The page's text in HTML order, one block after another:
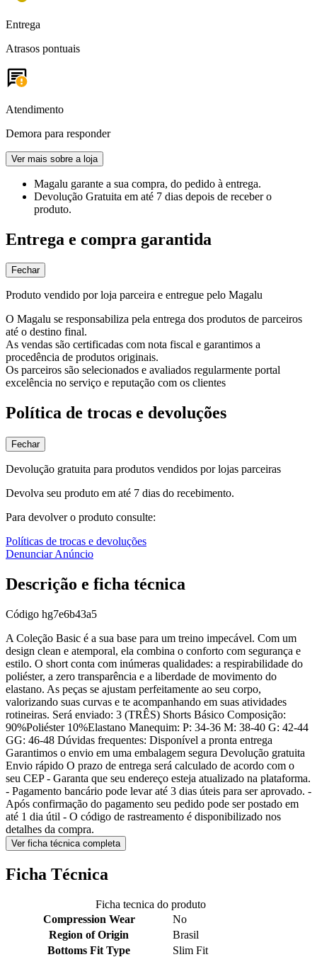
Entrega
Atrasos pontuais
Atendimento
Demora para responder
Ver mais sobre a loja
Magalu garante a sua compra, do pedido à entrega.
Devolução Gratuita em até 7 dias depois de receber o
produto.
Entrega e compra garantida
Fechar
Produto vendido por loja parceira e entregue pelo Magalu
O Magalu se responsabiliza pela entrega dos produtos de parceiros
até o destino final.
As vendas são certificadas com nota fiscal e garantimos a
procedência de produtos originais.
Os parceiros são selecionados e avaliados regularmente portal
excelência no serviço e reputação com os clientes
Política de trocas e devoluções
Fechar
Devolução gratuita para produtos vendidos por lojas parceiras
Devolva seu produto em até 7 dias do recebimento.
Para devolver o produto consulte:
Políticas de trocas e devoluções
Denunciar Anúncio
Descrição e ficha técnica
Código hg7e6b43a5
A Coleção Basic é a sua base para um treino impecável. Com um
design clean e atemporal, ela combina o conforto com segurança e
estilo. O short conta com inúmeras qualidades: a respirabilidade do
poliéster, a zero transparência e a liberdade de movimento do
elastano. As peças se ajustam perfeitamente ao seu corpo,
valorizando suas curvas e te acompanhando em suas atividades
rotineiras. Será enviado: 3 (TRÊS) Shorts Básico Composição:
90%Poliéster 10%Elastano Manequim: P: 34-36 M: 38-40 G: 42-44
GG: 46-48 Dúvidas frequentes: Disponível a pronta entrega
Garantimos o envio em uma embalagem segura Devolução gratuita
Envio rápido O prazo de entrega será calculado de acordo com o
seu CEP - Garanta que seu endereço esteja atualizado na plataforma.
- Pagamento bancário pode levar até 3 dias úteis para ser aprovado. -
Após confirmação do pagamento seu pedido pode ser postado em
até 1 dia útil - O código de rastreamento é disponibilizado nos
detalhes da compra.
Ver ficha técnica completa
Ficha Técnica
Ficha tecnica do produto
Compression Wear
No
Region of Origin
Brasil
Bottoms Fit Type
Slim Fit